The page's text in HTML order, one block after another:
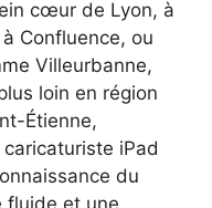
cœur de Lyon, à
Confluence, ou
Villeurbanne,
loin en région
Étienne,
iPad
du
fluide et une